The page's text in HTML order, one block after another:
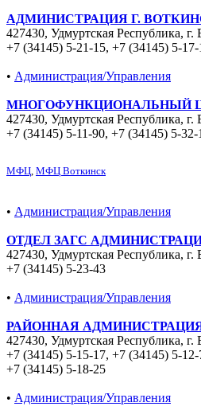
АДМИНИСТРАЦИЯ Г.
427430, Удмуртская Республика,
+7 (34145) 5-21-15, +7 (34145) 5-17-
• Администрация/Управления
МНОГОФУНКЦИОНАЛЬНЫЙ
427430, Удмуртская Республика,
+7 (34145) 5-11-90, +7 (34145) 5-32-
МФЦ, МФЦ Воткинск
• Администрация/Управления
ОТДЕЛ ЗАГС
427430, Удмуртская Республика,
+7 (34145) 5-23-43
• Администрация/Управления
РАЙОННАЯ
427430, Удмуртская Республика,
+7 (34145) 5-15-17, +7 (34145) 5-12-
+7 (34145) 5-18-25
• Администрация/Управления